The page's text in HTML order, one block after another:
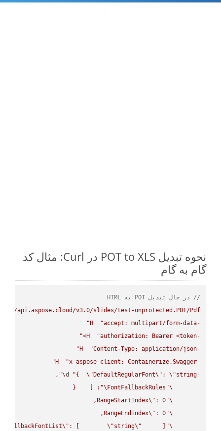
نحوه تبدیل POT to XLS در Curl: مثال کد
گام به گام
// در حال تبدیل POT به HTML
api.aspose.cloud/v3.0/slides/test-unprotected.POT/Pdf"
-
H
"accept: multipart/form-data"
-
H
"authorization: Bearer <token>"
-
H
"Content-Type: application/json"
-
H
"x-aspose-client: Containerize.Swagger"
-
d "{ \" DefaultRegularFont\" : \"string
\"
\"
FontFallbackRules
\"
\"
RangeStartIndex\"
\"
RangeEndIndex\"
\"
FallbackFontList\" : [ \"string\"